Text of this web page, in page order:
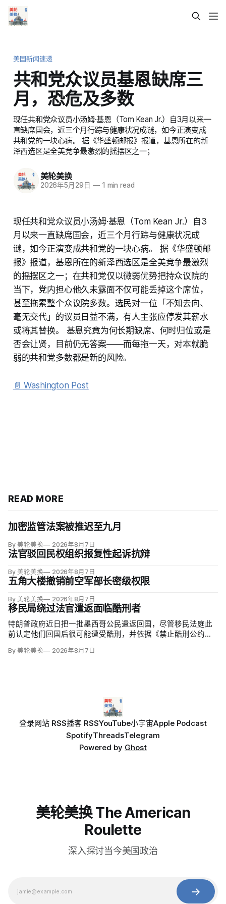
美国新闻速递
共和党众议员基恩缺席三
月，恐危及多数
现任共和党众议员小汤姆·基恩（Tom Kean Jr.）自3月以来一
直缺席国会，近三个月行踪与健康状况成谜，如今正演变成
共和党的一块心病。 据《华盛顿邮报》报道，基恩所在的新
泽西选区是全美竞争最激烈的摇摆区之一；
美轮美换
2026年5月29日 —1 min read
现任共和党众议员小汤姆·基恩（Tom Kean Jr.）自3
月以来一直缺席国会，近三个月行踪与健康状况成
谜，如今正演变成共和党的一块心病。 据《华盛顿邮
报》报道，基恩所在的新泽西选区是全美竞争最激烈
的摇摆区之一；在共和党仅以微弱优势把持众议院的
当下，党内担心他久未露面不仅可能丢掉这个席位，
甚至拖累整个众议院多数。选民对一位「不知去向、
毫无交代」的议员日益不满，有人主张应停发其薪水
或将其替换。 基恩究竟为何长期缺席、何时归位或是
否会让贤，目前仍无答案——而每拖一天，对本就脆
弱的共和党多数都是新的风险。
📄 Washington Post
READ MORE
加密监管法案被推迟至九月
By 美轮美换 2026年8月7日
法官驳回民权组织报复性起诉抗辩
By 美轮美换 2026年8月7日
五角大楼撤销前空军部长密级权限
By 美轮美换 2026年8月7日
移民局绕过法官遣返面临酷刑者
特朗普政府近日把一批墨西哥公民遣返回国，尽管移民法庭此
前认定他们回国后很可能遭受酷刑，并依据《禁止酷刑公约》
文图雷拉（David Venturella）凭国务院从墨西哥政府取得的
By 美轮美换 2026年8月7日
登录网站 RSS播客 RSSYouTube小宇宙Apple Podcast
SpotifyThreadsTelegram
Powered by Ghost
美轮美换 The American
Roulette
深入探讨当今美国政治